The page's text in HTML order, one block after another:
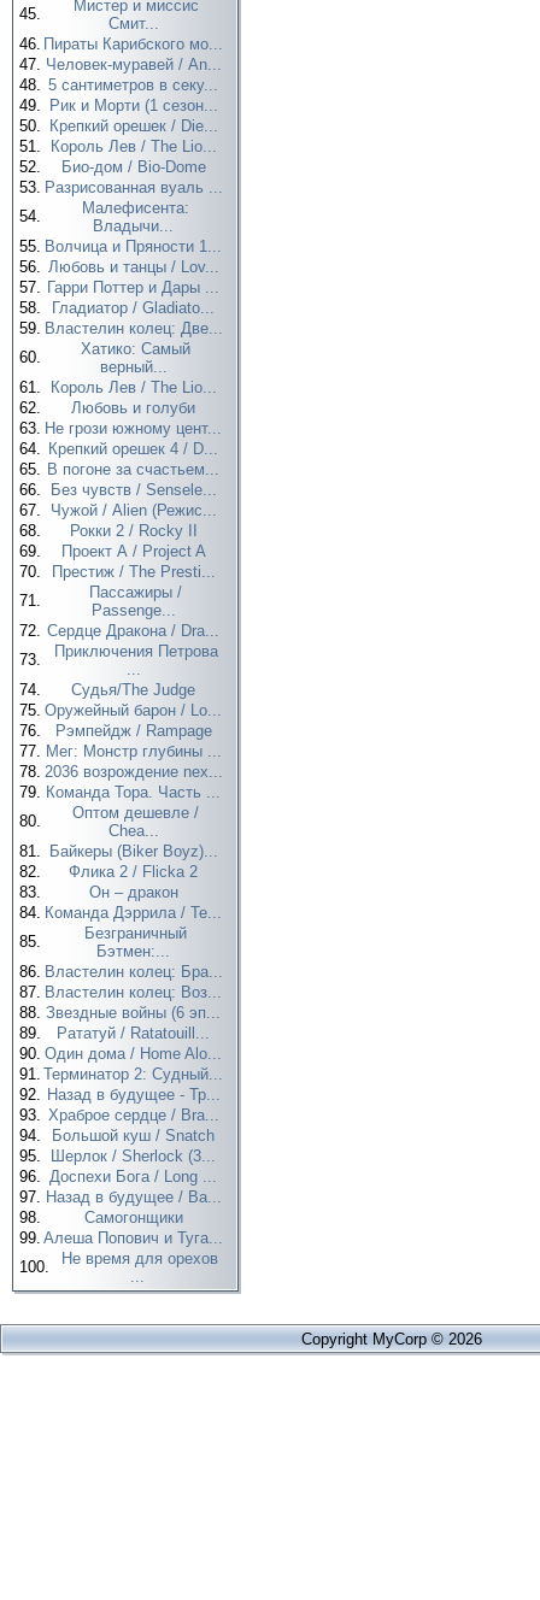
45.
Мистер и миссис
Смит...
46. Пираты Карибского мо...
47. Человек-муравей / An...
48. 5 сантиметров в секу...
49.
Рик и Морти (1 сезон...
50.
Крепкий орешек / Die...
51.
Король Лев / The Lio...
52.
Био-дом / Bio-Dome
53. Разрисованная вуаль ...
54.
Малефисента:
Владычи...
55. Волчица и Пряности 1...
56. Любовь и танцы / Lov...
57. Гарри Поттер и Дары ...
58.
Гладиатор / Gladiato...
59. Властелин колец: Две...
60.
Хатико: Самый
верный...
61.
Король Лев / The Lio...
62.
Любовь и голуби
63. Не грози южному цент...
64. Крепкий орешек 4 / D...
65. В погоне за счастьем...
66.
Без чувств / Sensele...
67.
Чужой / Alien (Режис...
68.
Рокки 2 / Rocky II
69.
Проект А / Project A
70.
Престиж / The Presti...
71.
Пассажиры /
Passenge...
72. Сердце Дракона / Dra...
73.
Приключения Петрова
...
74.
Судья/The Judge
75. Оружейный барон / Lo...
76.
Рэмпейдж / Rampage
77. Мег: Монстр глубины ...
78. 2036 возрождение nex...
79. Команда Тора. Часть ...
80.
Оптом дешевле /
Chea...
81.
Байкеры (Biker Boyz)...
82.
Флика 2 / Flicka 2
83.
Он – дракон
84. Команда Дэррила / Te...
85.
Безграничный
Бэтмен:...
86. Властелин колец: Бра...
87. Властелин колец: Воз...
88. Звездные войны (6 эп...
89.
Рататуй / Ratatouill...
90. Один дома / Home Alo...
91. Терминатор 2: Судный...
92. Назад в будущее - Тр...
93. Храброе сердце / Bra...
94.
Большой куш / Snatch
95.
Шерлок / Sherlock (3...
96. Доспехи Бога / Long ...
97. Назад в будущее / Ba...
98.
Самогонщики
99. Алеша Попович и Туга...
100.
Не время для орехов
...
Copyright MyCorp © 2026